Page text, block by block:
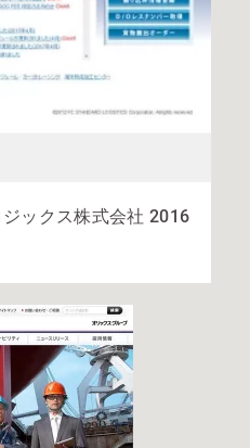
ックス株式会社 2016